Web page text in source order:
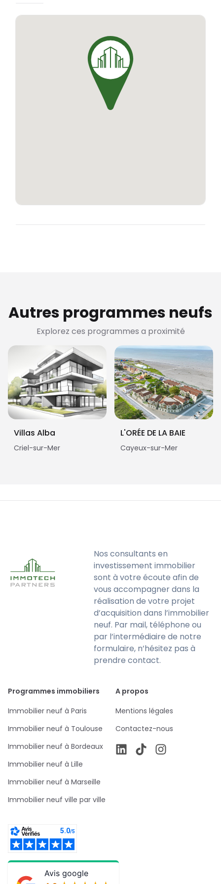
Autres programmes neufs
Explorez ces programmes a proximité
Villas Alba
Criel-sur-Mer
L'ORÉE DE LA BAIE
Cayeux-sur-Mer
Nos consultants en
investissement immobilier
sont à votre écoute afin de
vous accompagner dans la
réalisation de votre projet
d’acquisition dans l’immobilier
neuf. Par mail, téléphone ou
par l’intermédiaire de notre
formulaire, n’hésitez pas à
prendre contact.
Programmes immobiliers
Immobilier neuf à Paris
Immobilier neuf à Toulouse
Immobilier neuf à Bordeaux
Immobilier neuf à Lille
Immobilier neuf à Marseille
Immobilier neuf ville par ville
A propos
Mentions légales
Contactez-nous
Avis google